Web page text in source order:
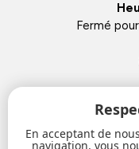
Fermé
En acceptant de
navigation, vous